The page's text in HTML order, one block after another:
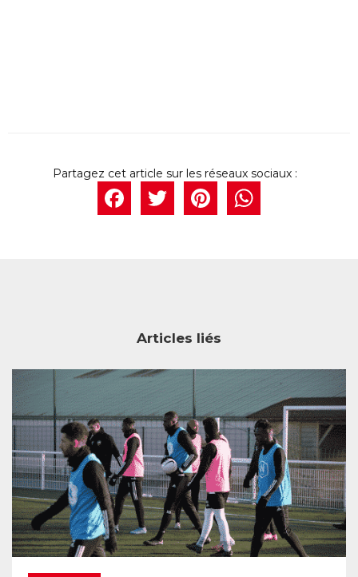
Facebook
Twitter
Articles liés